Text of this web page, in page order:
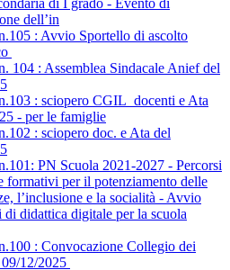
di I grado - Evento di
dell’in
: Avvio Sportello di ascolto
104 : Assemblea Sindacale Anief del
: sciopero CGIL_docenti e Ata
- per le famiglie
: sciopero doc. e Ata del
PN Scuola 2021-2027 - Percorsi
formativi per il potenziamento delle
l’inclusione e la socialità - Avvio
di didattica digitale per la scuola
: Convocazione Collegio dei
12/2025